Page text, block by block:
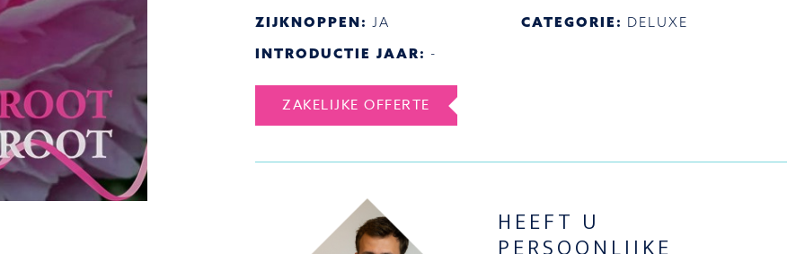
ZIJKNOPPEN: JA CATEGORIE: DELUXE
INTRODUCTIE JAAR: -
ZAKELIJKE OFFERTE
HEEFT U